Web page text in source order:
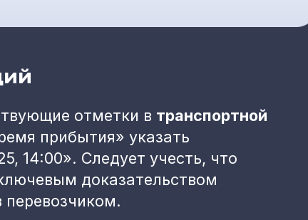
отметки в транспортной
прибытия» указать
14:00». Следует учесть, что
доказательством
перевозчиком.